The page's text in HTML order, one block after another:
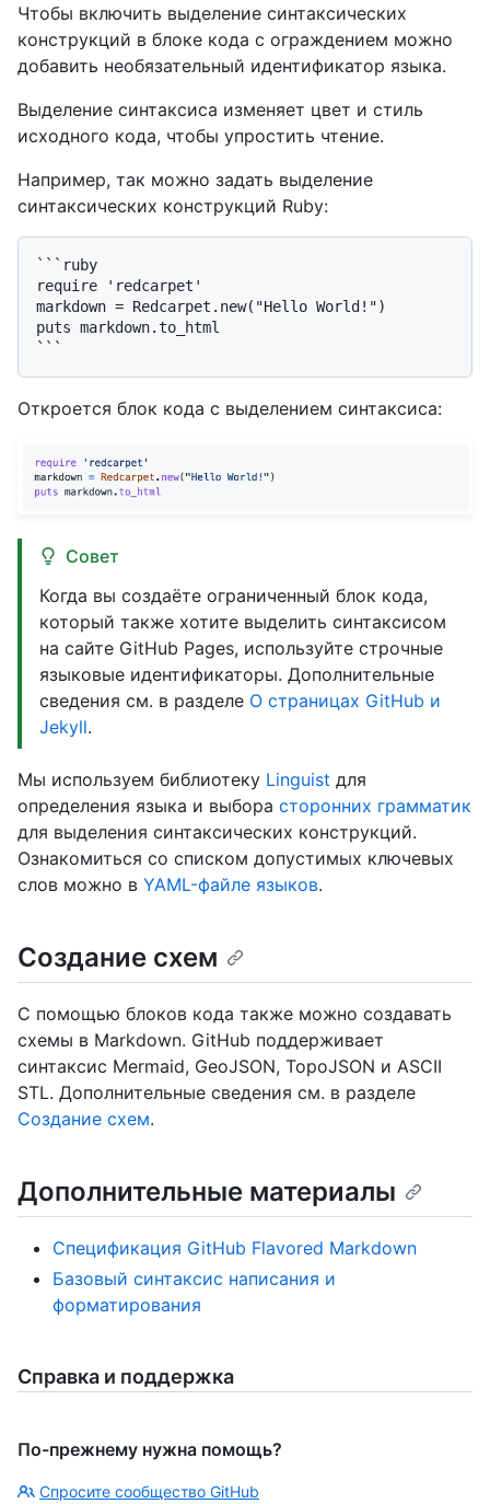
Чтобы включить выделение синтаксических
конструкций в блоке кода с ограждением можно
добавить необязательный идентификатор языка.
Выделение синтаксиса изменяет цвет и стиль
исходного кода, чтобы упростить чтение.
Например, так можно задать выделение
синтаксических конструкций Ruby:
```ruby
require 'redcarpet'
markdown = Redcarpet.new("Hello World!")
puts markdown.to_html
Откроется блок кода с выделением синтаксиса:
Совет
Когда вы создаёте ограниченный блок кода,
который также хотите выделить синтаксисом
на сайте GitHub Pages, используйте строчные
языковые идентификаторы. Дополнительные
сведения см. в разделе О страницах GitHub и
Jekyll.
Мы используем библиотеку Linguist для
определения языка и выбора сторонних грамматик
для выделения синтаксических конструкций.
Ознакомиться со списком допустимых ключевых
слов можно в YAML-файле языков.
Создание схем
С помощью блоков кода также можно создавать
схемы в Markdown. GitHub поддерживает
синтаксис Mermaid, GeoJSON, TopoJSON и ASCII
STL. Дополнительные сведения см. в разделе
Создание схем.
Дополнительные материалы
Спецификация GitHub Flavored Markdown
Базовый синтаксис написания и
форматирования
Справка и поддержка
По-прежнему нужна помощь?
Спросите сообщество GitHub